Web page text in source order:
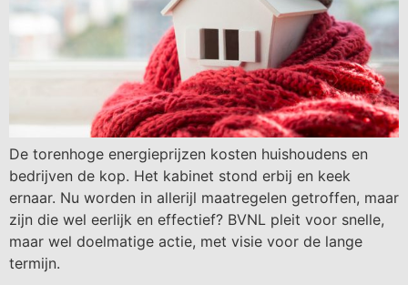
De torenhoge energieprijzen kosten huishoudens en
bedrijven de kop. Het kabinet stond erbij en keek
ernaar. Nu worden in allerijl maatregelen getroffen, maar
zijn die wel eerlijk en effectief? BVNL pleit voor snelle,
maar wel doelmatige actie, met visie voor de lange
termijn.